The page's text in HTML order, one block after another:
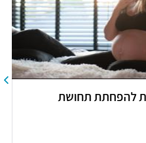
5 שיטות להפחתת תחושת